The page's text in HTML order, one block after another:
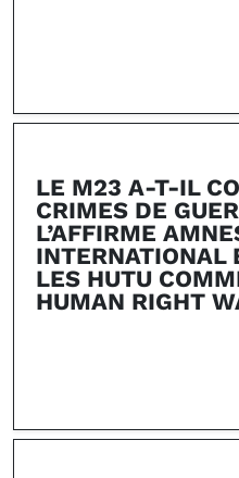
LE M23 A-T-IL
CRIMES DE
L’AFFIRME
INTERNATIONAL
LES HUTU
HUMAN RIGHT